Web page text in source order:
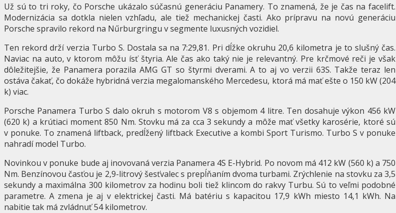
Už sú to tri roky, čo Porsche ukázalo súčasnú generáciu Panamery. To znamená, že je čas na facelift.
Modernizácia sa dotkla nielen vzhľadu, ale tiež mechanickej časti. Ako prípravu na novú generáciu
Porsche spravilo rekord na Nűrburgringu v segmente luxusných vozidiel.
Ten rekord drží verzia Turbo S. Dostala sa na 7:29,81. Pri dĺžke okruhu 20,6 kilometra je to slušný čas.
Naviac na auto, v ktorom môžu ísť štyria. Ale čas ako taký nie je relevantný. Pre krčmové reči je však
dôležitejšie, že Panamera porazila AMG GT so štyrmi dverami. A to aj vo verzii 63S. Takže teraz len
ostáva čakať, čo dokáže hybridná verzia megalomanského Mercedesu, ktorá má mať ešte o 150 kW (204
k) viac.
Porsche Panamera Turbo S dalo okruh s motorom V8 s objemom 4 litre. Ten dosahuje výkon 456 kW
(620 k) a krútiaci moment 850 Nm. Stovku má za cca 3 sekundy a môže mať všetky karosérie, ktoré sú
v ponuke. To znamená liftback, predĺžený liftback Executive a kombi Sport Turismo. Turbo S v ponuke
nahradí model Turbo.
Novinkou v ponuke bude aj inovovaná verzia Panamera 4S E-Hybrid. Po novom má 412 kW (560 k) a 750
Nm. Benzínovou časťou je 2,9-litrový šesťvalec s prepĺňaním dvoma turbami. Zrýchlenie na stovku za 3,5
sekundy a maximálna 300 kilometrov za hodinu boli tiež klincom do rakvy Turbu. Sú to veľmi podobné
parametre. A zmena je aj v elektrickej časti. Má batériu s kapacitou 17,9 kWh miesto 14,1 kWh. Na
nabitie tak má zvládnuť 54 kilometrov.